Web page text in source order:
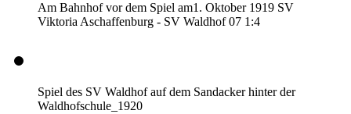
Am Bahnhof vor dem Spiel am1. Oktober 1919 SV
Viktoria Aschaffenburg - SV Waldhof 07 1:4
Spiel des SV Waldhof auf dem Sandacker hinter der
Waldhofschule_1920